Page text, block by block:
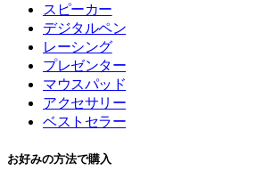
スピーカー
デジタルペン
レーシング
プレゼンター
マウスパッド
アクセサリー
ベストセラー
お好みの方法で購入